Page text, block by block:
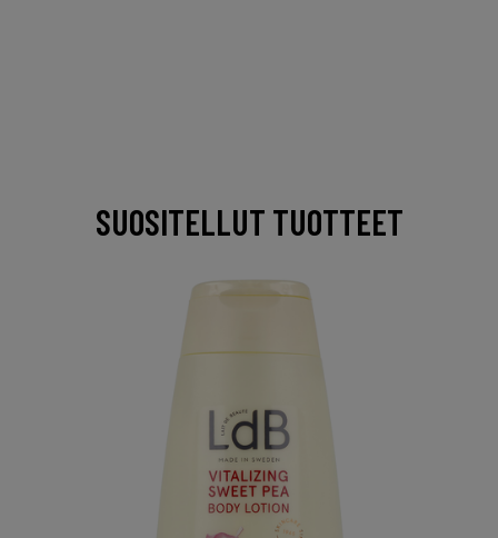
SUOSITELLUT TUOTTEET